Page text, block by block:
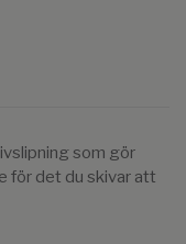
som gör
för det du skivar att